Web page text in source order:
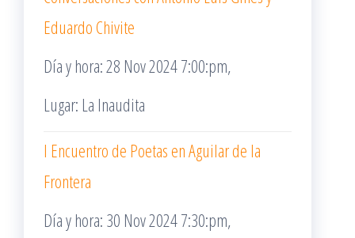
Eduardo Chivite
Día y hora: 28 Nov 2024 7:00:pm,
Lugar: La Inaudita
I Encuentro de Poetas en Aguilar de la
Frontera
Día y hora: 30 Nov 2024 7:30:pm,